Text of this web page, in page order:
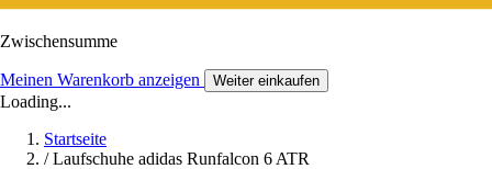
Zwischensumme
Meinen Warenkorb anzeigen Weiter einkaufen
Loading...
Startseite
/ Laufschuhe adidas Runfalcon 6 ATR